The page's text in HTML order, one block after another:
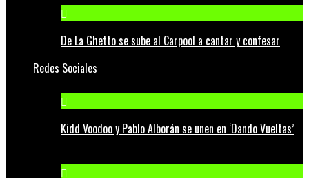
De La Ghetto se sube al Carpool a cantar y confesar
Redes Sociales
Kidd Voodoo y Pablo Alborán se unen en ‘Dando Vueltas’